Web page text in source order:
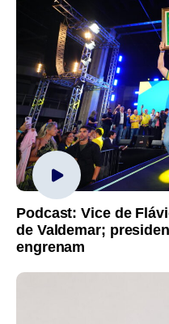
Podcast: Vice de
de Valdemar;
engrenam